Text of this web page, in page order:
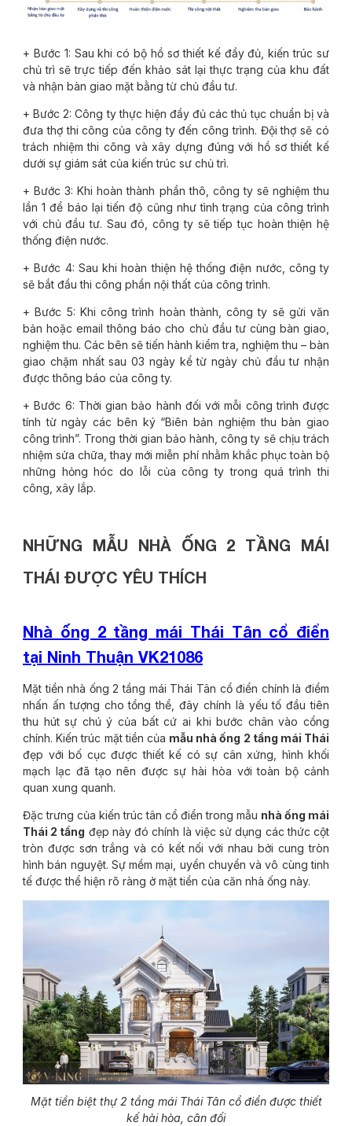
+ Bước 1: Sau khi có bộ hồ sơ thiết kế đầy đủ, kiến trúc sư
chủ trì sẽ trực tiếp đến khảo sát lại thực trạng của khu đất
và nhận bàn giao mặt bằng từ chủ đầu tư.
+ Bước 2: Công ty thực hiện đầy đủ các thủ tục chuẩn bị và
đưa thợ thi công của công ty đến công trình. Đội thợ sẽ có
trách nhiệm thi công và xây dựng đúng với hồ sơ thiết kế
dưới sự giám sát của kiến trúc sư chủ trì.
+ Bước 3: Khi hoàn thành phần thô, công ty sẽ nghiệm thu
lần 1 để báo lại tiến độ cũng như tình trạng của công trình
với chủ đầu tư. Sau đó, công ty sẽ tiếp tục hoàn thiện hệ
thống điện nước.
+ Bước 4: Sau khi hoàn thiện hệ thống điện nước, công ty
sẽ bắt đầu thi công phần nội thất của công trình.
+ Bước 5: Khi công trình hoàn thành, công ty sẽ gửi văn
bản hoặc email thông báo cho chủ đầu tư cùng bàn giao,
nghiệm thu. Các bên sẽ tiến hành kiểm tra, nghiệm thu – bàn
giao chậm nhất sau 03 ngày kể từ ngày chủ đầu tư nhận
được thông báo của công ty.
+ Bước 6: Thời gian bảo hành đối với mỗi công trình được
tính từ ngày các bên ký “Biên bản nghiệm thu bàn giao
công trình”. Trong thời gian bảo hành, công ty sẽ chịu trách
nhiệm sửa chữa, thay mới miễn phí nhằm khắc phục toàn bộ
những hỏng hóc do lỗi của công ty trong quá trình thi
công, xây lắp.
NHỮNG MẪU NHÀ ỐNG 2 TẦNG MÁI
THÁI ĐƯỢC YÊU THÍCH
Nhà ống 2 tầng mái Thái Tân cổ điển
tại Ninh Thuận VK21086
Mặt tiền nhà ống 2 tầng mái Thái Tân cổ điển chính là điểm
nhấn ấn tượng cho tổng thể, đây chính là yếu tố đầu tiên
thu hút sự chú ý của bất cứ ai khi bước chân vào cổng
chính. Kiến trúc mặt tiền của mẫu nhà ống 2 tầng mái Thái
đẹp với bố cục được thiết kế có sự cân xứng, hình khối
mạch lạc đã tạo nên được sự hài hòa với toàn bộ cảnh
quan xung quanh.
Đặc trưng của kiến trúc tân cổ điển trong mẫu nhà ống mái
Thái 2 tầng đẹp này đó chính là việc sử dụng các thức cột
tròn được sơn trắng và có kết nối với nhau bởi cung tròn
hình bán nguyệt. Sự mềm mại, uyển chuyển và vô cùng tinh
tế được thể hiện rõ ràng ở mặt tiền của căn nhà ống này.
Mặt tiền biệt thự 2 tầng mái Thái Tân cổ điển được thiết
kế hài hòa, cân đối